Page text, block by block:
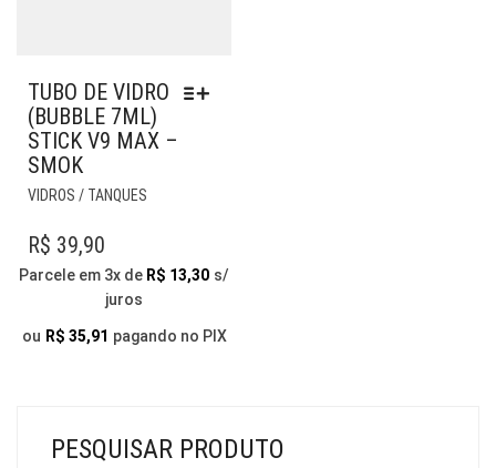
TUBO DE VIDRO
(BUBBLE 7ML)
STICK V9 MAX –
SMOK
VIDROS / TANQUES
VARIANTES.
OPÇÕES
PÁGINA
R$ 39,90
Parcele em 3x de R$ 13,30 s/
juros
ou R$ 35,91 pagando no PIX
PESQUISAR PRODUTO